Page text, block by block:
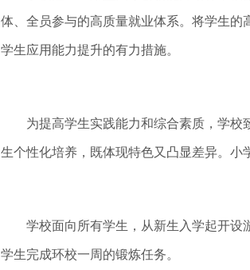
体、全员参与的高质量就业体系。将学生的
学生应用能力提升的有力措施。
为提高学生实践能力和综合素质，学校致
生个性化培养，既体现特色又凸显差异。小
学校面向所有学生，从新生入学起开设游
学生完成环校一周的锻炼任务。